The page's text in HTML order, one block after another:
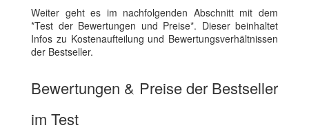
Weiter geht es im nachfolgenden Abschnitt mit dem
*Test der Bewertungen und Preise*. Dieser beinhaltet
Infos zu Kostenaufteilung und Bewertungsverhältnissen
der Bestseller.
Bewertungen & Preise der Bestseller
im Test